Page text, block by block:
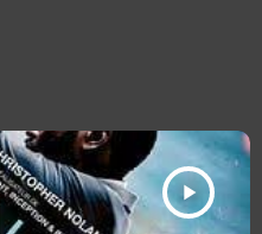
play_arrow